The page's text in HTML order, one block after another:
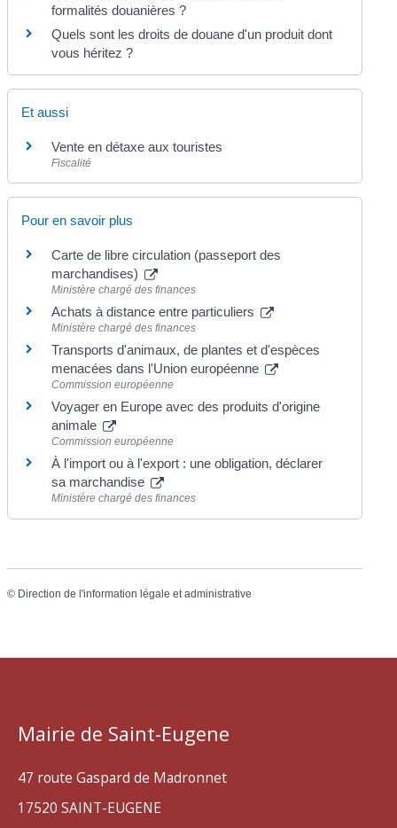
formalités douanières ?
Quels sont les droits de douane d'un produit dont
vous héritez ?
Et aussi
Vente en détaxe aux touristes
Fiscalité
Pour en savoir plus
Carte de libre circulation (passeport des
marchandises)
Ministère chargé des finances
Achats à distance entre particuliers
Ministère chargé des finances
Transports d'animaux, de plantes et d'espèces
menacées dans l'Union européenne
Commission européenne
Voyager en Europe avec des produits d'origine
animale
Commission européenne
À l'import ou à l'export : une obligation, déclarer
sa marchandise
Ministère chargé des finances
© Direction de l'information légale et administrative
Mairie de Saint-Eugene
47 route Gaspard de Madronnet
17520 SAINT-EUGENE